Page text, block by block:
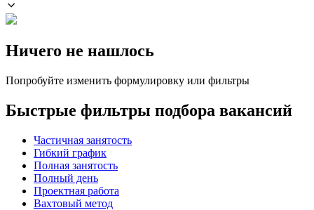
Ничего не нашлось
Попробуйте изменить формулировку или фильтры
Быстрые фильтры подбора вакансий
Частичная занятость
Гибкий график
Полная занятость
Полный день
Проектная работа
Вахтовый метод